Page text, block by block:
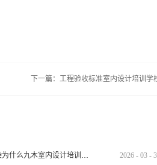
下一篇： 工程验收标准室内设计培训学
长沙学校草图渲染为什么九木室内设计培训机构好？ 2026 - 03 -